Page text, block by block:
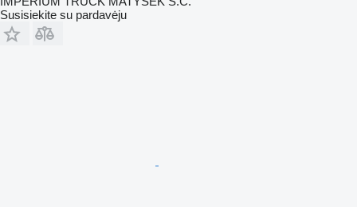
Susisiekite su pardavėju